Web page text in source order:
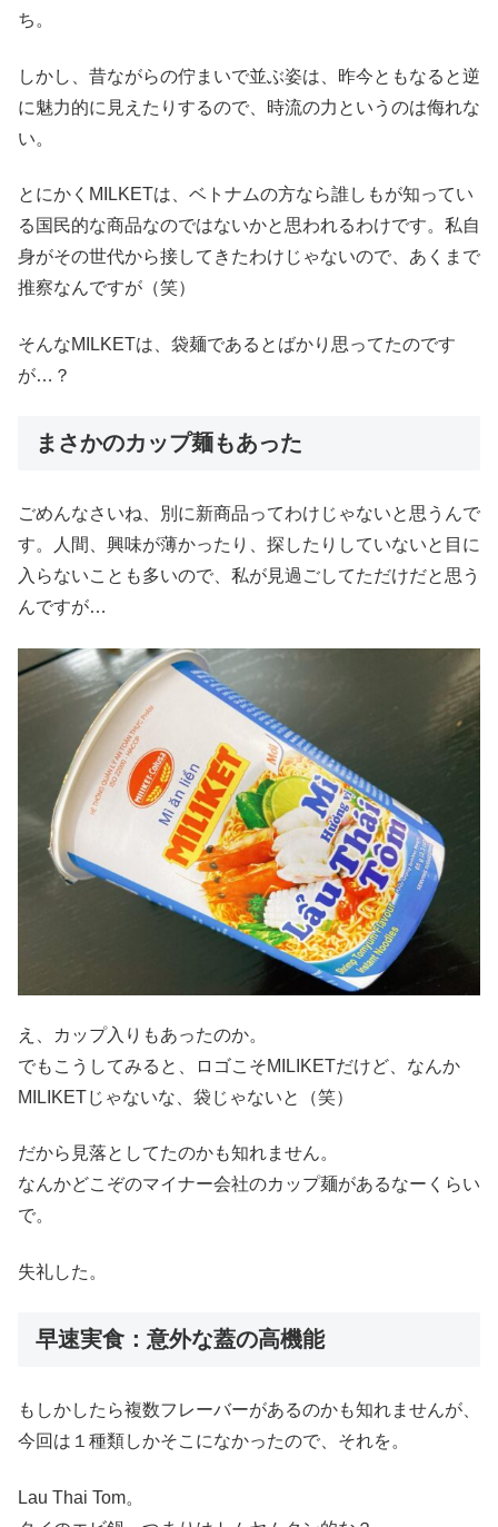
ち。
しかし、昔ながらの佇まいで並ぶ姿は、昨今ともなると逆
に魅力的に見えたりするので、時流の力というのは侮れな
い。
とにかくMILKETは、ベトナムの方なら誰しもが知ってい
る国民的な商品なのではないかと思われるわけです。私自
身がその世代から接してきたわけじゃないので、あくまで
推察なんですが（笑）
そんなMILKETは、袋麺であるとばかり思ってたのです
が…？
まさかのカップ麺もあった
ごめんなさいね、別に新商品ってわけじゃないと思うんで
す。人間、興味が薄かったり、探したりしていないと目に
入らないことも多いので、私が見過ごしてただけだと思う
んですが…
え、カップ入りもあったのか。
でもこうしてみると、ロゴこそMILIKETだけど、なんか
MILIKETじゃないな、袋じゃないと（笑）
だから見落としてたのかも知れません。
なんかどこぞのマイナー会社のカップ麺があるなーくらい
で。
失礼した。
早速実食：意外な蓋の高機能
もしかしたら複数フレーバーがあるのかも知れませんが、
今回は１種類しかそこになかったので、それを。
Lau Thai Tom。